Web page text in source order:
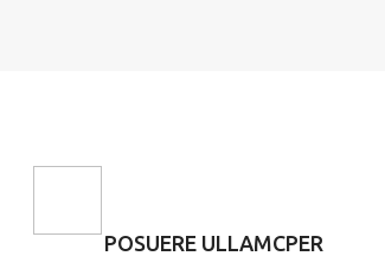
POSUERE ULLAMCPER